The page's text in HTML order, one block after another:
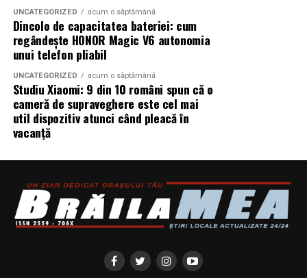
UNCATEGORIZED acum o săptămână
Dincolo de capacitatea bateriei: cum
regândește HONOR Magic V6 autonomia
unui telefon pliabil
UNCATEGORIZED acum o săptămână
Studiu Xiaomi: 9 din 10 români spun că o
cameră de supraveghere este cel mai
util dispozitiv atunci când pleacă în
vacanță